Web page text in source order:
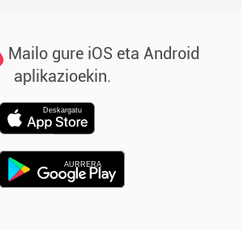
Mailo gure iOS eta Android
aplikazioekin.
Deskargatu
AURRERA